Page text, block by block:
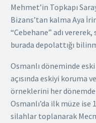
Mehmet’in Topkapı
Bizans’tan kalma Aya
“Cebehane” adı
burada depolattığı
Osmanlı döneminde
açısında eskiyi koruma
örneklerini her
Osmanlı’da ilk müze ise
silahlar toplanarak